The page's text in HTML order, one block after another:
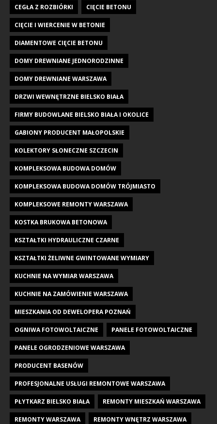
CEGŁA Z ROZBIÓRKI CIĘCIE BETONU
CIĘCIE I WIERCENIE W BETONIE
DIAMENTOWE CIĘCIE BETONU
DOMY DREWNIANE JEDNORODZINNE
DOMY DREWNIANE WARSZAWA
DRZWI WEWNĘTRZNE BIELSKO BIAŁA
FIRMY BUDOWLANE BIELSKO BIAŁA I OKOLICE
GABIONY PRODUCENT MAŁOPOLSKIE
KOLEKTORY SŁONECZNE SZCZECIN
KOMPLEKSOWA BUDOWA DOMÓW
KOMPLEKSOWA BUDOWA DOMÓW TRÓJMIASTO
KOMPLEKSOWE REMONTY WARSZAWA
KOSTKA BRUKOWA BETONOWA
KSZTAŁTKI HYDRAULICZNE CZARNE
KSZTAŁTKI ŻELIWNE GWINTOWANE WYMIARY
KUCHNIE NA WYMIAR WARSZAWA
KUCHNIE NA ZAMÓWIENIE WARSZAWA
MIESZKANIA OD DEWELOPERA POZNAŃ
OGNIWA FOTOWOLTAICZNE PANELE FOTOWOLTAICZNE
PANELE OGRODZENIOWE WARSZAWA
PRODUCENT BASENÓW
PROFESJONALNE USŁUGI REMONTOWE WARSZAWA
PŁYTKARZ BIELSKO BIAŁA REMONTY MIESZKAŃ WARSZAWA
REMONTY WARSZAWA REMONTY WNĘTRZ WARSZAWA